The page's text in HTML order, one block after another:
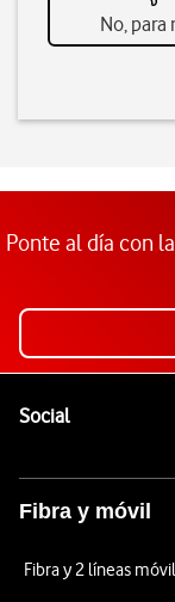
No, para
Ponte al día con
SocialEnlaces a
Fibra y móvil
Fibra y 2 líneas